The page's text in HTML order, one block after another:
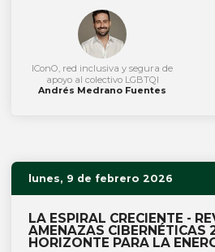
IConO, red inclusiva y segura de
apoyo al colectivo LGBTQI
Andrés Medrano Fuentes
lunes, 9 de febrero 2026
LA ESPIRAL CRECIENTE -
AMENAZAS CIBERNÉTICAS
HORIZONTE PARA LA